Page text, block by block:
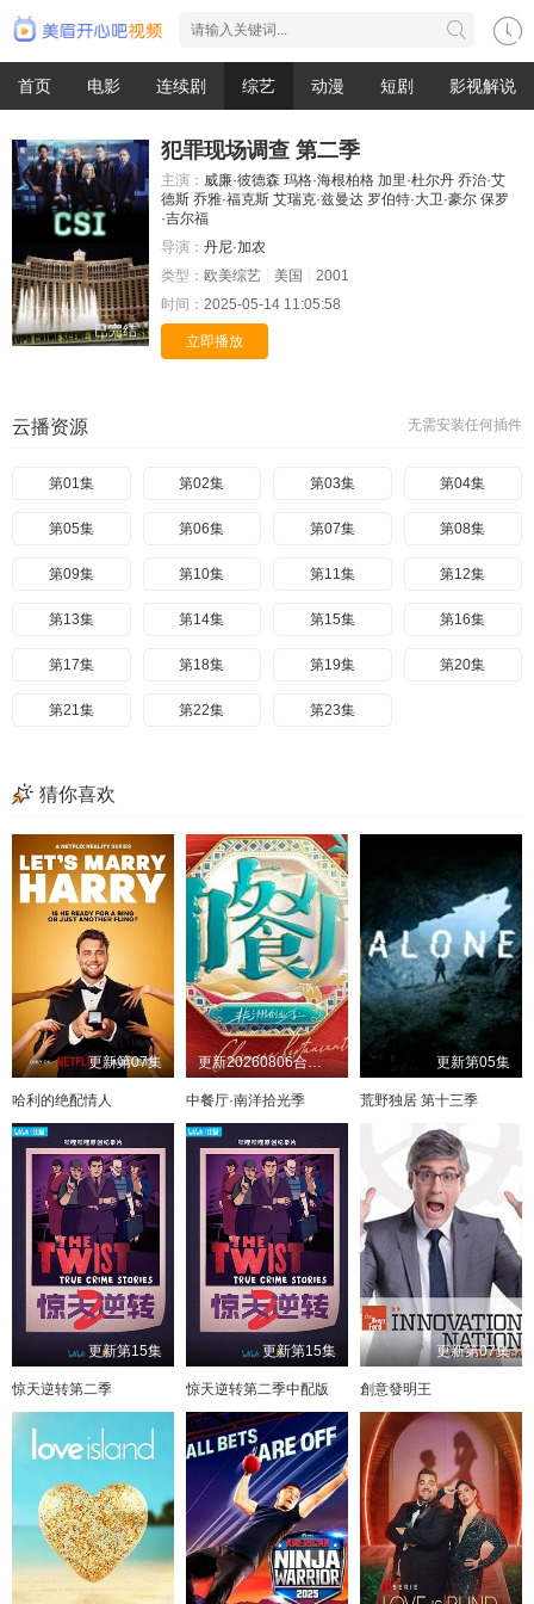
首页 电影 连续剧 综艺 动漫 短剧 影视解说
已完结
犯罪现场调查 第二季
主演： 威廉·彼德森 玛格·海根柏格 加里·杜尔丹 乔治·艾
德斯 乔雅·福克斯 艾瑞克·兹曼达 罗伯特·大卫·豪尔 保罗
·吉尔福
导演： 丹尼·加农
类型： 欧美综艺 美国
2001
时间： 2025-05-14 11:05:58
立即播放
无需安装任何插件
云播资源
第01集 第02集 第03集 第04集
第05集 第06集 第07集 第08集
第09集 第10集 第11集 第12集
第13集 第14集 第15集 第16集
第17集 第18集 第19集 第20集
第21集 第22集 第23集
猜你喜欢
更新第07集
哈利的绝配情人
更新20260806合伙人手记第8期
中餐厅·南洋拾光季
更新第05集
荒野独居 第十三季
更新第15集
惊天逆转第二季
更新第15集
惊天逆转第二季中配版
更新第07集
創意發明王